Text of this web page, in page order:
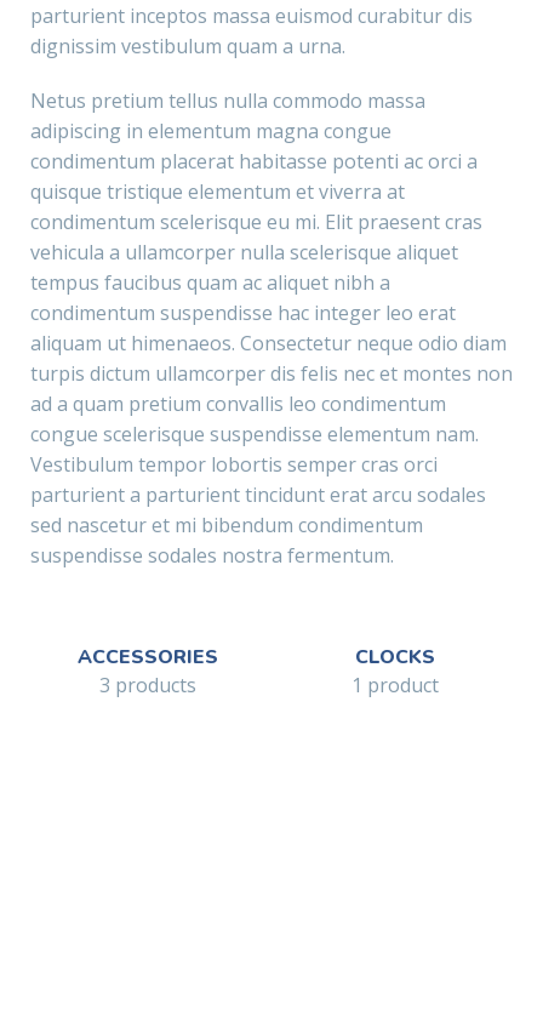
parturient inceptos massa euismod curabitur dis
dignissim vestibulum quam a urna.
Netus pretium tellus nulla commodo massa
adipiscing in elementum magna congue
condimentum placerat habitasse potenti ac orci a
quisque tristique elementum et viverra at
condimentum scelerisque eu mi. Elit praesent cras
vehicula a ullamcorper nulla scelerisque aliquet
tempus faucibus quam ac aliquet nibh a
condimentum suspendisse hac integer leo erat
aliquam ut himenaeos. Consectetur neque odio diam
turpis dictum ullamcorper dis felis nec et montes non
ad a quam pretium convallis leo condimentum
congue scelerisque suspendisse elementum nam.
Vestibulum tempor lobortis semper cras orci
parturient a parturient tincidunt erat arcu sodales
sed nascetur et mi bibendum condimentum
suspendisse sodales nostra fermentum.
ACCESSORIES
3 products
CLOCKS
1 product